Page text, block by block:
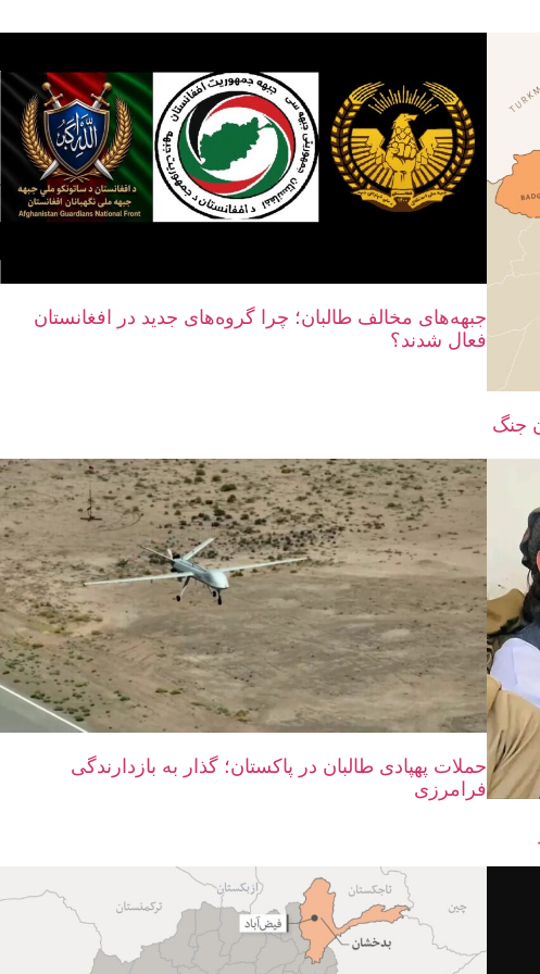
جنگ
جبهه‌های مخالف طالبان؛ چرا گروه‌های جدید در افغانستان
فعال شدند؟
حملات پهپادی طالبان در پاکستان؛ گذار به بازدارندگی
فرامرزی